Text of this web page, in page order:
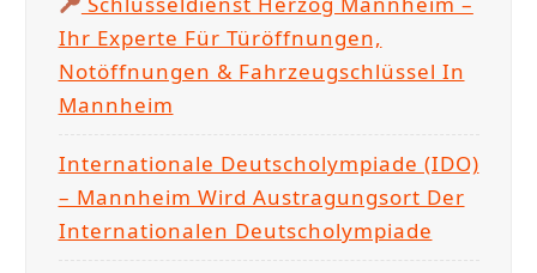
h
:Ihr Experte Für Türöffnungen,
Notöffnungen & Fahrzeugschlüssel In
Mannheim
Internationale Deutscholympiade (IDO)
– Mannheim Wird Austragungsort Der
Internationalen Deutscholympiade